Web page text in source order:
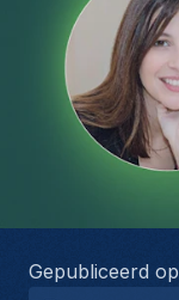
Gepubliceerd